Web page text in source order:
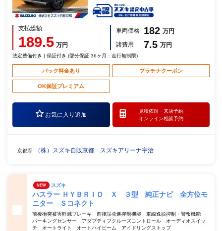
支払総額
189.5 万円
車両価格 182 万円
諸費用
7.5 万円
法定整備付き | 保証付き (部分保証 36ヶ月：走行無制限)
パック料金あり プラチナクーポン
OK保証プレミアム
お気に入り追加
見積依頼・ 来店予約
オンライン相談予約
京都府 （株）スズキ自販京都 スズキアリーナ宇治
NEW スズキ
ハスラー ＨＹＢＲＩＤ Ｘ ３型 純正ナビ 全方位モ
ニター Ｓコネクト
前後衝突被害軽減ブレーキ 前後誤発進抑制機能 車線逸脱抑制・警報機能
パーキングセンサー アダプティブクルーズコントロール オーディオスイッ
チ オートライト オートハイビーム アイドリングストップ